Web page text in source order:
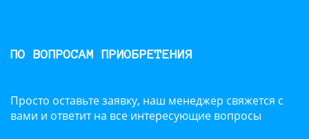
ПО ВОПРОСАМ ПРИОБРЕТЕНИЯ
Просто оставьте заявку, наш менеджер свяжется с
вами и ответит на все интересующие вопросы